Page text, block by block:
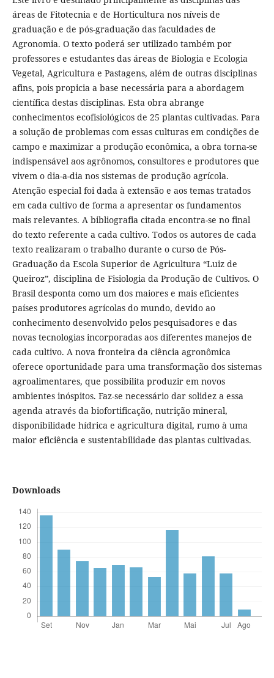
áreas de Fitotecnia e de Horticultura nos níveis de
graduação e de pós-graduação das faculdades de
Agronomia. O texto poderá ser utilizado também por
professores e estudantes das áreas de Biologia e Ecologia
Vegetal, Agricultura e Pastagens, além de outras disciplinas
afins, pois propicia a base necessária para a abordagem
científica destas disciplinas. Esta obra abrange
conhecimentos ecofisiológicos de 25 plantas cultivadas. Para
a solução de problemas com essas culturas em condições de
campo e maximizar a produção econômica, a obra torna-se
indispensável aos agrônomos, consultores e produtores que
vivem o dia-a-dia nos sistemas de produção agrícola.
Atenção especial foi dada à extensão e aos temas tratados
em cada cultivo de forma a apresentar os fundamentos
mais relevantes. A bibliografia citada encontra-se no final
do texto referente a cada cultivo. Todos os autores de cada
texto realizaram o trabalho durante o curso de Pós-
Graduação da Escola Superior de Agricultura “Luiz de
Queiroz”, disciplina de Fisiologia da Produção de Cultivos. O
Brasil desponta como um dos maiores e mais eficientes
países produtores agrícolas do mundo, devido ao
conhecimento desenvolvido pelos pesquisadores e das
novas tecnologias incorporadas aos diferentes manejos de
cada cultivo. A nova fronteira da ciência agronômica
oferece oportunidade para uma transformação dos sistemas
agroalimentares, que possibilita produzir em novos
ambientes inóspitos. Faz-se necessário dar solidez a essa
agenda através da biofortificação, nutrição mineral,
disponibilidade hídrica e agricultura digital, rumo à uma
maior eficiência e sustentabilidade das plantas cultivadas.
Downloads